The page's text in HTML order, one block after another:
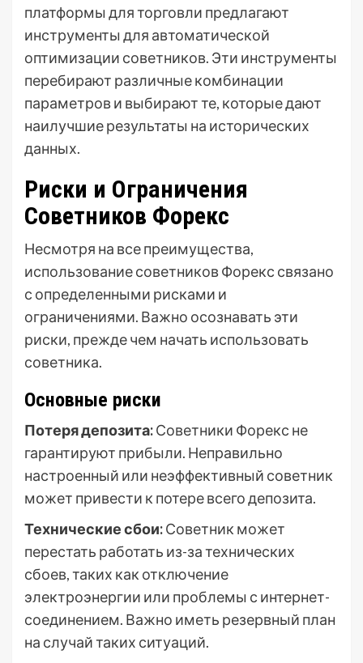
платформы для торговли предлагают
инструменты для автоматической
оптимизации советников. Эти инструменты
перебирают различные комбинации
параметров и выбирают те, которые дают
наилучшие результаты на исторических
данных.
Риски и Ограничения
Советников Форекс
Несмотря на все преимущества,
использование советников Форекс связано
с определенными рисками и
ограничениями. Важно осознавать эти
риски, прежде чем начать использовать
советника.
Основные риски
Потеря депозита:Советники Форекс не
гарантируют прибыли. Неправильно
настроенный или неэффективный советник
может привести к потере всего депозита.
Технические сбои:Советник может
перестать работать из-за технических
сбоев, таких как отключение
электроэнергии или проблемы с интернет-
соединением. Важно иметь резервный план
на случай таких ситуаций.